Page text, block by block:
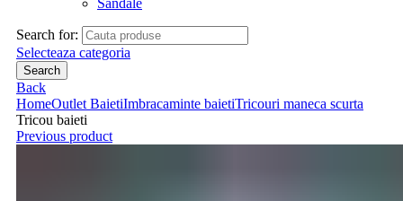
Search for:
Selecteaza categoria
Search
Back
HomeOutlet BaietiImbracaminte baietiTricouri maneca scurta
Tricou baieti
Previous product